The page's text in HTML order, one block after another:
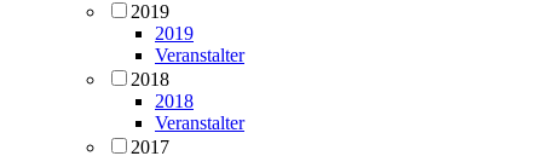
2019
2019
Veranstalter
2018
2018
Veranstalter
2017